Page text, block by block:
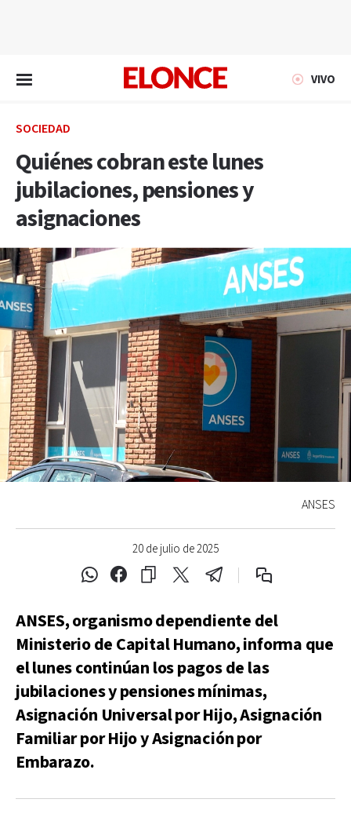
VIVO
SOCIEDAD
Quiénes cobran este lunes
jubilaciones, pensiones y
asignaciones
20 de julio de 2025
ANSES
ANSES, organismo dependiente del
Ministerio de Capital Humano, informa que
el lunes continúan los pagos de las
jubilaciones y pensiones mínimas,
Asignación Universal por Hijo, Asignación
Familiar por Hijo y Asignación por
Embarazo.